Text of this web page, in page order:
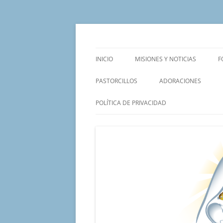
Saltar
INICIO MISIONES Y NOTICIAS
PASTORCILLOS ADORACIONES
POLÍTICA DE PRIVACIDAD